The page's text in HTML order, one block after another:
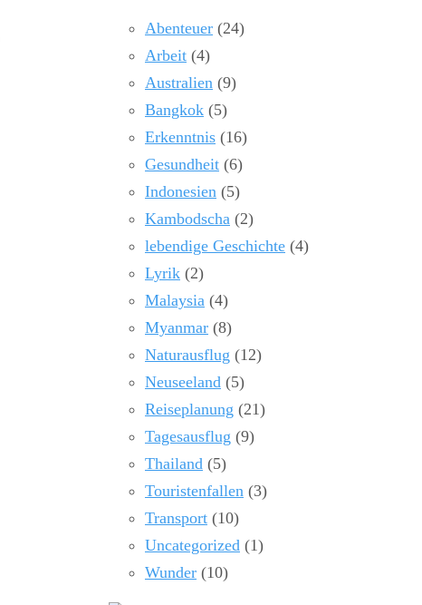
Abenteuer (24)
Arbeit (4)
Australien (9)
Bangkok (5)
Erkenntnis (16)
Gesundheit (6)
Indonesien (5)
Kambodscha (2)
lebendige Geschichte (4)
Lyrik (2)
Malaysia (4)
Myanmar (8)
Naturausflug (12)
Neuseeland (5)
Reiseplanung (21)
Tagesausflug (9)
Thailand (5)
Touristenfallen (3)
Transport (10)
Uncategorized (1)
Wunder (10)